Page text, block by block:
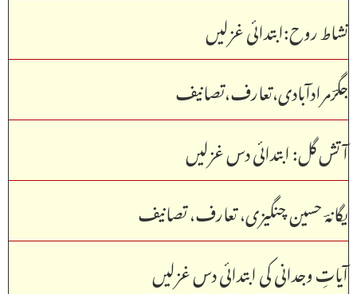
نشاط روح:ابتدائی غزلیں
جگرؔمرادآبادی،تعارف،تصانیف
آتش گل: ابتدائی دس غزلیں
یگانہؔ حسین چنگیزی، تعارف، تصانیف
آیاتِ وجدانی کی ابتدائی دس غزلیں